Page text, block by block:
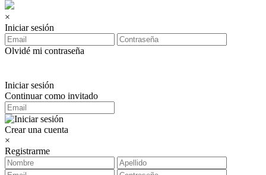
×
Iniciar sesión
Olvidé mi contraseña
Iniciar sesión
Continuar como invitado
Crear una cuenta
×
Registrarme